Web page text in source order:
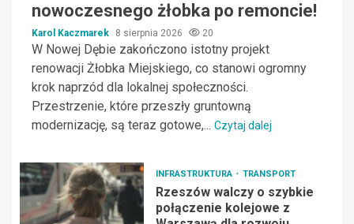
nowoczesnego żłobka po remoncie!
Karol Kaczmarek 8 sierpnia 2026 20
W Nowej Dębie zakończono istotny projekt
renowacji Żłobka Miejskiego, co stanowi ogromny
krok naprzód dla lokalnej społeczności.
Przestrzenie, które przeszły gruntowną
modernizację, są teraz gotowe,... Czytaj dalej
INFRASTRUKTURA TRANSPORT
Rzeszów walczy o szybkie
połączenie kolejowe z